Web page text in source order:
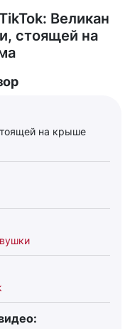
Великан
стоящей на
на крыше